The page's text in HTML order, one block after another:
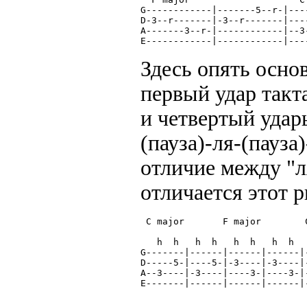
G------------|-------5--r-
D-3--r-------|-3--r-------
A-------3--r-|------------|--
E------------|------------
Здесь опять
первый удар
и четвертый
(пауза)-ля-
отличие между
отличается этот
C major       F major
h  h   h  h   h  h   h  h
G-------|------|------|------
D-----5-|----5-|-3----|-3----
A--3----|-3----|----3-|----3-
E-------|------|------|------